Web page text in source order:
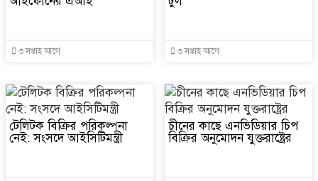
৩ সপ্তাহ আগে ৩ সপ্তাহ আগে
টেলিটক বিক্রির পরিকল্পনা
নেই: সংসদে আইসিটিমন্ত্রী
চীনের কাছে এনভিডিয়ার চিপ
বিক্রির অনুমোদন যুক্তরাষ্ট্রের